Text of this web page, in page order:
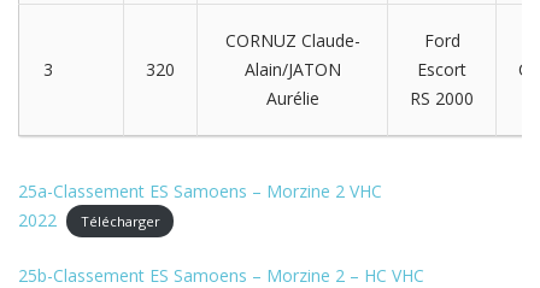
3 320
CORNUZ Claude-
Alain/JATON
Aurélie
Ford
Escort
RS 2000
25a-Classement ES Samoens – Morzine 2 VHC
2022
Télécharger
25b-Classement ES Samoens – Morzine 2 – HC VHC